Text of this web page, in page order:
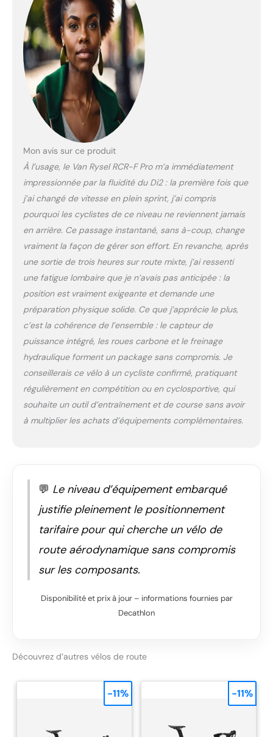
Mon avis sur ce produit
À l’usage, le Van Rysel RCR-F Pro m’a immédiatement
impressionnée par la fluidité du Di2 : la première fois que
j’ai changé de vitesse en plein sprint, j’ai compris
pourquoi les cyclistes de ce niveau ne reviennent jamais
en arrière. Ce passage instantané, sans à-coup, change
vraiment la façon de gérer son effort. En revanche, après
une sortie de trois heures sur route mixte, j’ai ressenti
une fatigue lombaire que je n’avais pas anticipée : la
position est vraiment exigeante et demande une
préparation physique solide. Ce que j’apprécie le plus,
c’est la cohérence de l’ensemble : le capteur de
puissance intégré, les roues carbone et le freinage
hydraulique forment un package sans compromis. Je
conseillerais ce vélo à un cycliste confirmé, pratiquant
régulièrement en compétition ou en cyclosportive, qui
souhaite un outil d’entraînement et de course sans avoir
à multiplier les achats d’équipements complémentaires.
💬 Le niveau d’équipement embarqué
justifie pleinement le positionnement
tarifaire pour qui cherche un vélo de
route aérodynamique sans compromis
sur les composants.
Disponibilité et prix à jour – informations fournies par
Decathlon
Découvrez d’autres vélos de route
-11% -11%